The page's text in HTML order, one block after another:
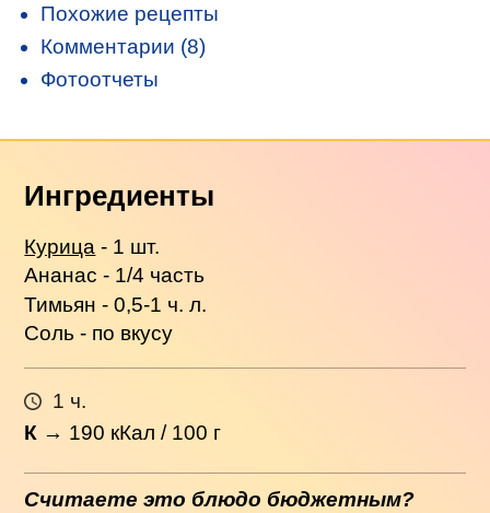
Похожие рецепты
Комментарии (8)
Фотоотчеты
Ингредиенты
Курица - 1 шт.
Ананас - 1/4 часть
Тимьян - 0,5-1 ч. л.
Соль - по вкусу
1 ч.
К → 190 кКал / 100 г
Считаете это блюдо бюджетным?